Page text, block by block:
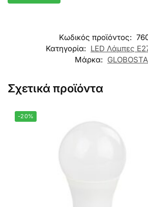
Κωδικός προϊόντος:
Κατηγορία: LED Λάμπες
Μάρκα:
Σχετικά προϊόντα
-20%